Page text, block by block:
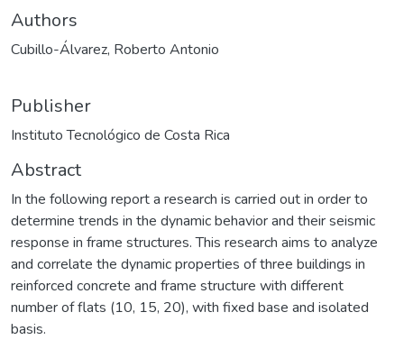
Authors
Cubillo-Álvarez, Roberto Antonio
Publisher
Instituto Tecnológico de Costa Rica
Abstract
In the following report a research is carried out in order to
determine trends in the dynamic behavior and their seismic
response in frame structures. This research aims to analyze
and correlate the dynamic properties of three buildings in
reinforced concrete and frame structure with different
number of flats (10, 15, 20), with fixed base and isolated
basis.